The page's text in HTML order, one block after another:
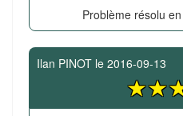
Problème résolu
Ilan PINOT le 2016-09-13